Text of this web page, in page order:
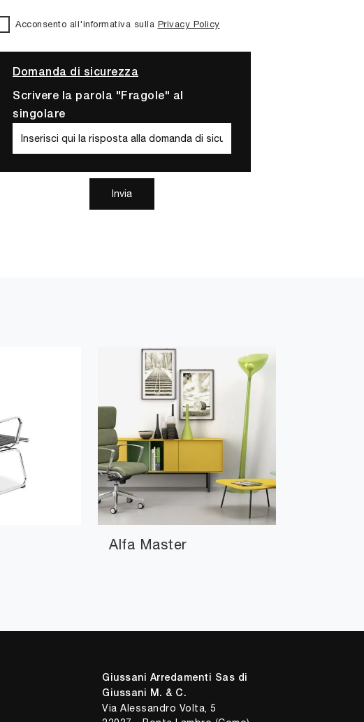
Acconsento all'informativa sulla Privacy Policy
Domanda di sicurezza
Scrivere la parola "Fragole" al
singolare
Invia
Alfa Master
Giussani Arredamenti Sas di
Giussani M. & C.
Via Alessandro Volta, 5